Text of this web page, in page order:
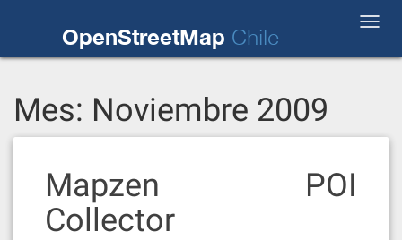
OpenStreetMap Chile
Mes: Noviembre 2009
Mapzen POI
Collector